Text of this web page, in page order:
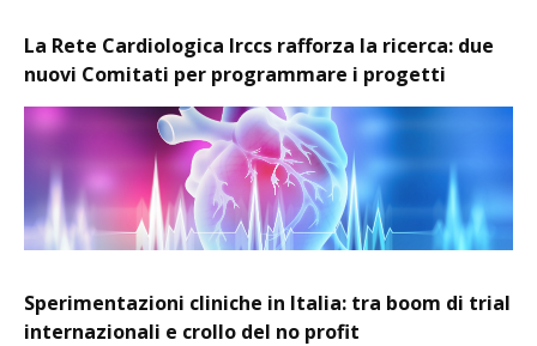
La Rete Cardiologica Irccs rafforza la ricerca: due
nuovi Comitati per programmare i progetti
Sperimentazioni cliniche in Italia: tra boom di trial
internazionali e crollo del no profit